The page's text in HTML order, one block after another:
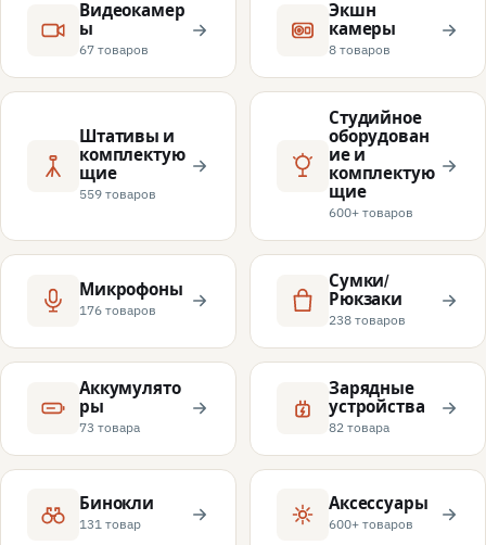
Видеокамер
ы
67 товаров
Экшн
камеры
8 товаров
Штативы и
комплектую
щие
559 товаров
Студийное
оборудован
ие и
комплектую
щие
600+ товаров
Микрофоны
176 товаров
Сумки/
Рюкзаки
238 товаров
Аккумулято
ры
73 товара
Зарядные
устройства
82 товара
Бинокли
131 товар
Аксессуары
600+ товаров